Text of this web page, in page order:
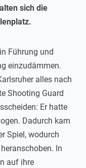
sich die
Führung und
einzudämmen.
alles nach
Shooting Guard
Er hatte
Dadurch kam
Spiel, wodurch
In
auf ihre